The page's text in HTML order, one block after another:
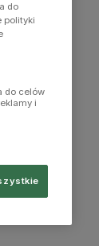
do
polityki
do celów
i